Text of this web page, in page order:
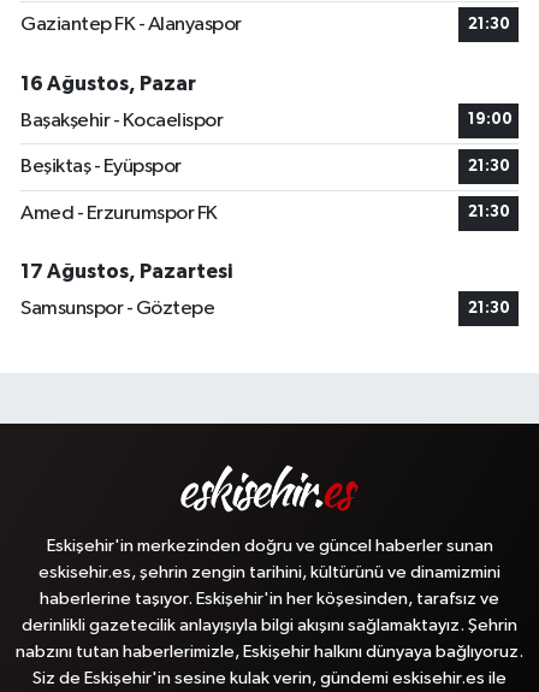
Gaziantep FK - Alanyaspor 21:30
16 Ağustos, Pazar
Başakşehir - Kocaelispor
19:00
Beşiktaş - Eyüpspor 21:30
Amed - Erzurumspor FK 21:30
17 Ağustos, Pazartesi
Samsunspor - Göztepe
21:30
Eskişehir'in merkezinden doğru ve güncel haberler sunan
eskisehir.es, şehrin zengin tarihini, kültürünü ve dinamizmini
haberlerine taşıyor. Eskişehir'in her köşesinden, tarafsız ve
derinlikli gazetecilik anlayışıyla bilgi akışını sağlamaktayız. Şehrin
nabzını tutan haberlerimizle, Eskişehir halkını dünyaya bağlıyoruz.
Siz de Eskişehir'in sesine kulak verin, gündemi eskisehir.es ile